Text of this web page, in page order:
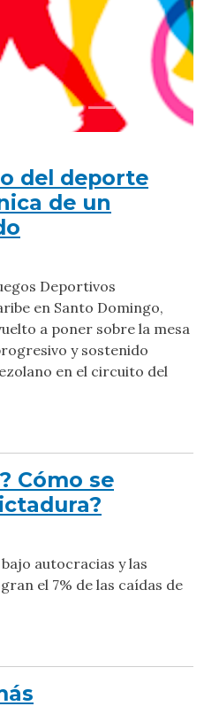
del deporte
de un
Deportivos
en Santo Domingo,
a poner sobre la mesa
y sostenido
en el circuito del
Cómo se
autocracias y las
el 7% de las caídas de